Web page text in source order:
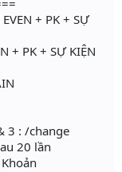
+ PK + SỰ
+ PK + SỰ KIỆN
3 : /change
20 lần